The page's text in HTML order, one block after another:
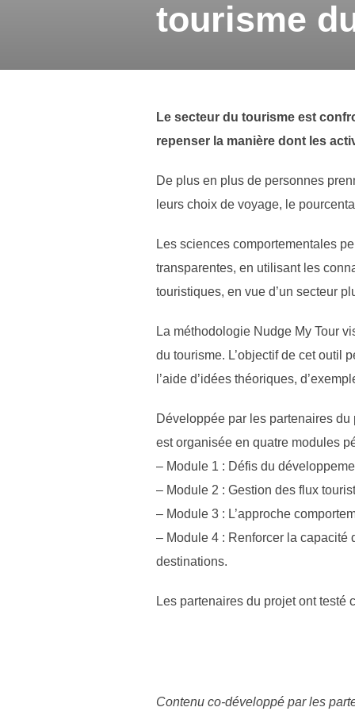
tourisme
Le secteur du tourisme est
repenser la manière dont les
De plus en plus de personnes
leurs choix de voyage, le
Les sciences comportementales
transparentes, en utilisant les
touristiques, en vue d’un secteur
La méthodologie Nudge My Tour
du tourisme. L’objectif de cet outil
l’aide d’idées théoriques,
Développée par les partenaires
est organisée en quatre modules
– Module 1 : Défis du
– Module 2 : Gestion des flux
– Module 3 : L’approche
– Module 4 : Renforcer la
destinations.
Les partenaires du projet ont
Contenu co-développé par les